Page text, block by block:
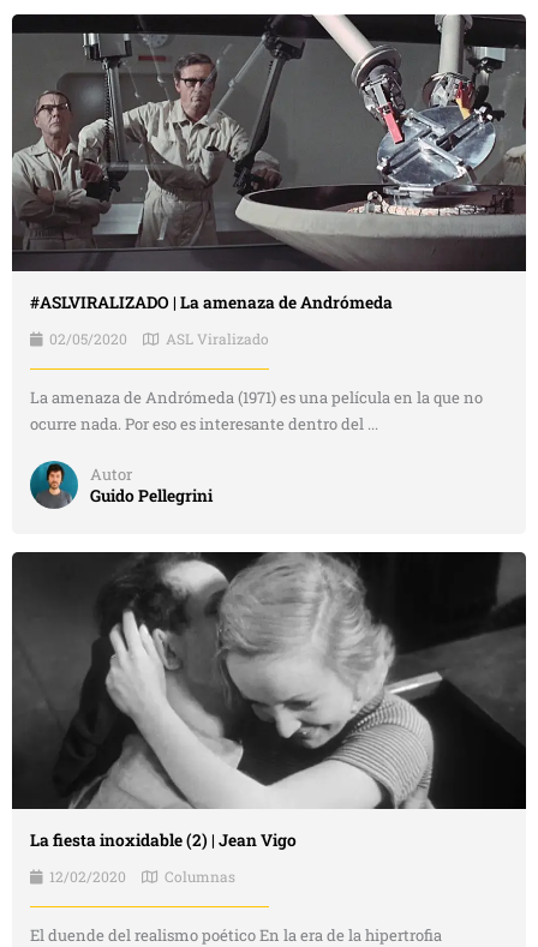
#ASLVIRALIZADO | La amenaza de Andrómeda
02/05/2020 ASL Viralizado
La amenaza de Andrómeda (1971) es una película en la que no
ocurre nada. Por eso es interesante dentro del ...
Autor
Guido Pellegrini
La fiesta inoxidable (2) | Jean Vigo
12/02/2020 Columnas
El duende del realismo poético En la era de la hipertrofia